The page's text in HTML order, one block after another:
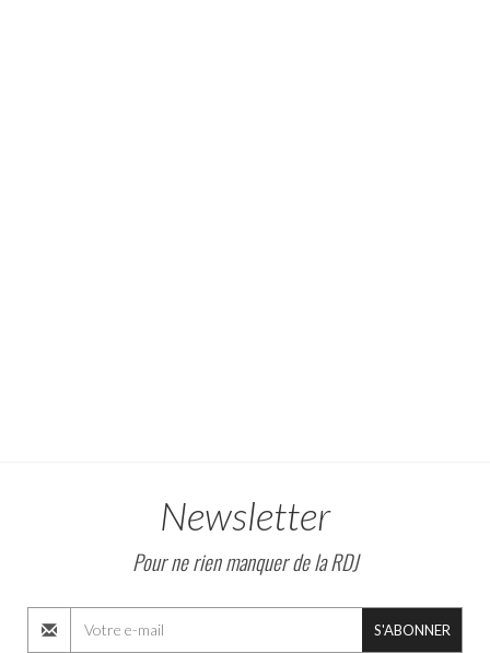
Newsletter
Pour ne rien manquer de la RDJ
S'ABONNER